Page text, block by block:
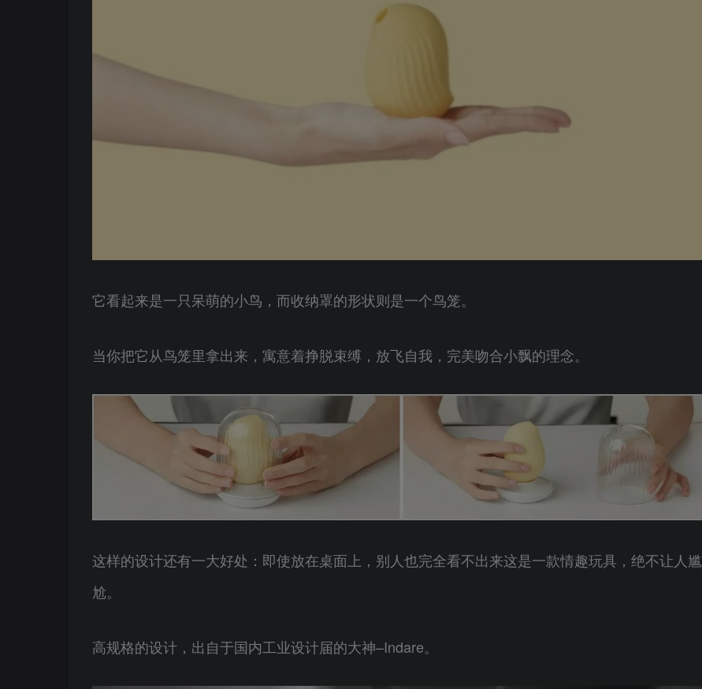
它看起来是一只呆萌的小鸟，而收纳罩的形状则是一个鸟笼。
当你把它从鸟笼里拿出来，寓意着挣脱束缚，放飞自我，完美吻合小飘的理念。
这样的设计还有一大好处：即使放在桌面上，别人也完全看不出来这是一款情趣玩具，绝不让人尴
尬。
高规格的设计，出自于国内工业设计届的大神–Indare。